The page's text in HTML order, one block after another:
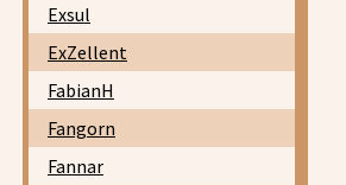
Exsul
ExZellent
FabianH
Fangorn
Fannar